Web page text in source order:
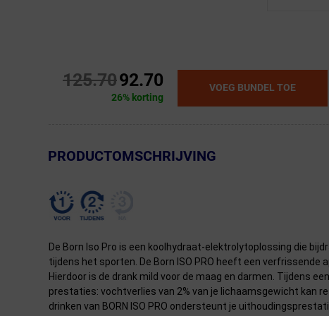
125.7092.70
26% korting
VOEG BUNDEL TOE
← Terug naar productnavigatie
PRODUCTOMSCHRIJVING
De Born Iso Pro is een koolhydraat-elektrolytoplossing die
tijdens het sporten. De Born ISO PRO heeft een
Hierdoor is de drank mild voor de maag en darmen. Tijdens
prestaties: vochtverlies van 2% van je lichaamsgewicht kan
drinken van BORN ISO PRO ondersteunt je